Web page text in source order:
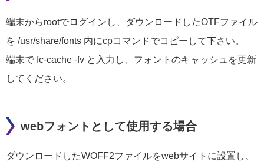
端末からrootでログインし、ダウンロードしたOTFファイル
を /usr/share/fonts 内にcpコマンドでコピーして下さい。
端末で fc-cache -fv と入力し、フォントのキャッシュを更新
してください。
webフォントとして使用する場合
ダウンロードしたWOFF2ファイルをwebサイトに設置し、